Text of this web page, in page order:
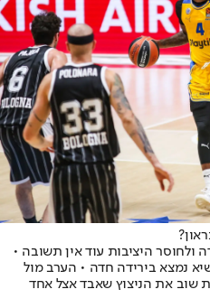
היציבות עוד אין תשובה •
נמצא בירידה חדה • הערב מול
שוב את הניצוץ שאבד אצל אחד